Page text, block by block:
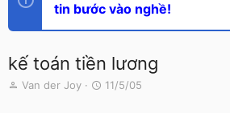
tin bước vào nghề!
kế toán tiền lương
T
Van der Joy
N
11/5/05